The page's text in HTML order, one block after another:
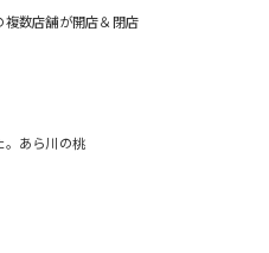
複数店舗が開店＆閉店
。あら川の桃